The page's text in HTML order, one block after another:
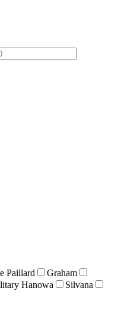
Paillard
Graham
Hanowa
Silvana